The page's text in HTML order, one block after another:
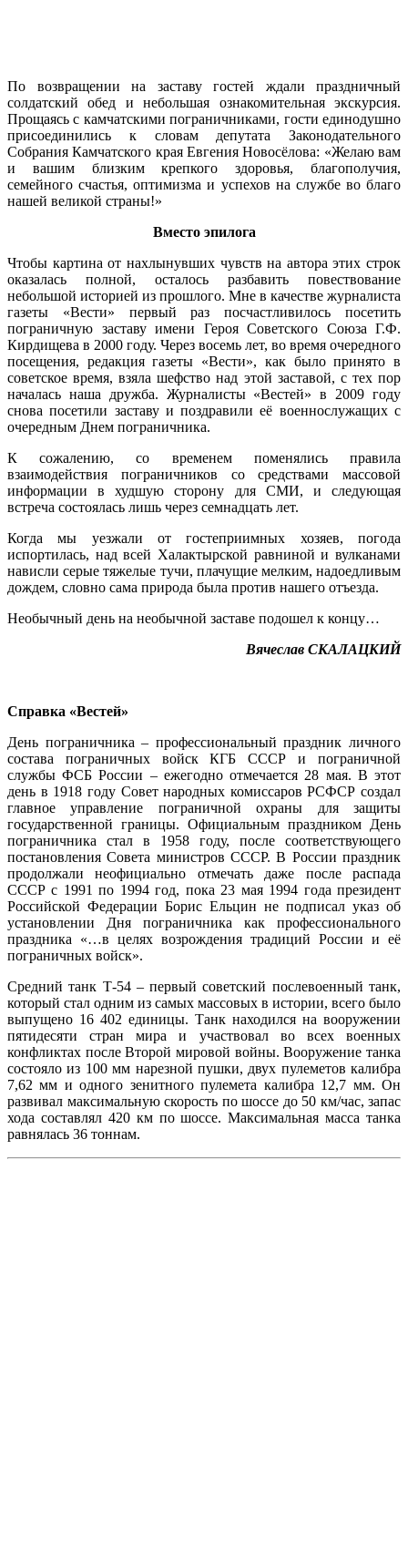
По возвращении на заставу гостей ждали праздничный
солдатский обед и небольшая ознакомительная экскурсия.
Прощаясь с камчатскими пограничниками, гости единодушно
присоединились к словам депутата Законодательного
Собрания Камчатского края Евгения Новосёлова: «Желаю вам
и вашим близким крепкого здоровья, благополучия,
семейного счастья, оптимизма и успехов на службе во благо
нашей великой страны!»
Вместо эпилога
Чтобы картина от нахлынувших чувств на автора этих строк
оказалась полной, осталось разбавить повествование
небольшой историей из прошлого. Мне в качестве журналиста
газеты «Вести» первый раз посчастливилось посетить
пограничную заставу имени Героя Советского Союза Г.Ф.
Кирдищева в 2000 году. Через восемь лет, во время очередного
посещения, редакция газеты «Вести», как было принято в
советское время, взяла шефство над этой заставой, с тех пор
началась наша дружба. Журналисты «Вестей» в 2009 году
снова посетили заставу и поздравили её военнослужащих с
очередным Днем пограничника.
К сожалению, со временем поменялись правила
взаимодействия пограничников со средствами массовой
информации в худшую сторону для СМИ, и следующая
встреча состоялась лишь через семнадцать лет.
Когда мы уезжали от гостеприимных хозяев, погода
испортилась, над всей Халактырской равниной и вулканами
нависли серые тяжелые тучи, плачущие мелким, надоедливым
дождем, словно сама природа была против нашего отъезда.
Необычный день на необычной заставе подошел к концу…
Вячеслав СКАЛАЦКИЙ
Справка «Вестей»
День пограничника – профессиональный праздник личного
состава пограничных войск КГБ СССР и пограничной
службы ФСБ России – ежегодно отмечается 28 мая. В этот
день в 1918 году Совет народных комиссаров РСФСР создал
главное управление пограничной охраны для защиты
государственной границы. Официальным праздником День
пограничника стал в 1958 году, после соответствующего
постановления Совета министров СССР. В России праздник
продолжали неофициально отмечать даже после распада
СССР с 1991 по 1994 год, пока 23 мая 1994 года президент
Российской Федерации Борис Ельцин не подписал указ об
установлении Дня пограничника как профессионального
праздника «…в целях возрождения традиций России и её
пограничных войск».
Средний танк Т-54 – первый советский послевоенный танк,
который стал одним из самых массовых в истории, всего было
выпущено 16 402 единицы. Танк находился на вооружении
пятидесяти стран мира и участвовал во всех военных
конфликтах после Второй мировой войны. Вооружение танка
состояло из 100 мм нарезной пушки, двух пулеметов калибра
7,62 мм и одного зенитного пулемета калибра 12,7 мм. Он
развивал максимальную скорость по шоссе до 50 км/час, запас
хода составлял 420 км по шоссе. Максимальная масса танка
равнялась 36 тоннам.